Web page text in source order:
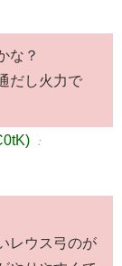
な？
だし火力で
：
レウス弓のが